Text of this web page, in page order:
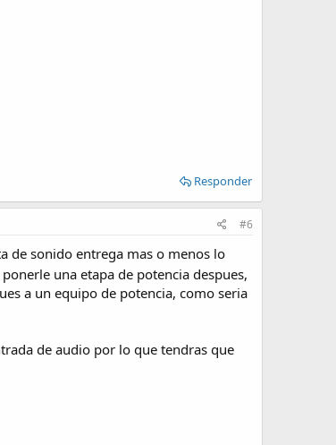
Responder
#6
de sonido entrega mas o menos lo
una etapa de potencia despues,
a un equipo de potencia, como seria
de audio por lo que tendras que